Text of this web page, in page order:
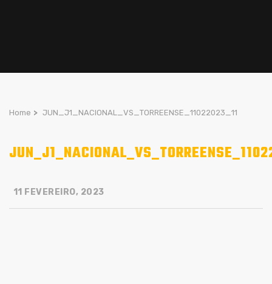
Home > JUN_J1_NACIONAL_VS_TORREENSE_11022023_11
11 FEVEREIRO, 2023